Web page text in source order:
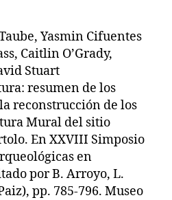
Yasmin Cifuentes
Caitlin O’Grady,
Stuart
resumen de los
reconstrucción de los
Mural del sitio
En XXVIII Simposio
en
por B. Arroyo, L.
pp. 785-796. Museo